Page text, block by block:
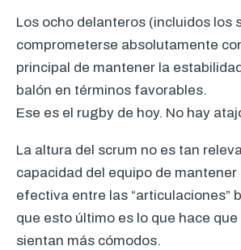
Los ocho delanteros (incluidos los
comprometerse absolutamente
principal de mantener la
balón en términos favorables.
Ese es el rugby de hoy. No hay
La altura del scrum no es tan
capacidad del equipo de mantener
efectiva entre las “articulaciones”
que esto último es lo que hace que
sientan más cómodos.